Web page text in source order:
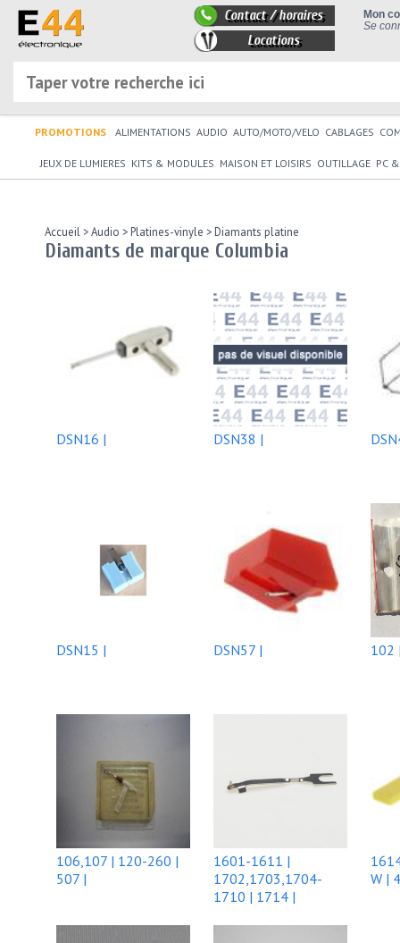
Mon
Se
Contact / horaires
Locations
PROMOTIONS ALIMENTATIONS AUDIO AUTO/MOTO/VELO CABLAGES
JEUX DE LUMIERES KITS & MODULES MAISON ET LOISIRS OUTILLAGE PC
Accueil >Audio >Platines-vinyle >Diamants platine
Diamants de marque Columbia
DSN16 | DSN38 |
DSN15 | DSN57 | 102
106,107 | 120-260 |
507 |
1601-1611 |
1702,1703,1704-
1710 | 1714 |
W |